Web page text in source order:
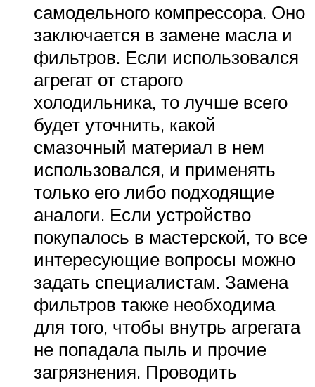
самодельного компрессора. Оно
заключается в замене масла и
фильтров. Если использовался
агрегат от старого
холодильника, то лучше всего
будет уточнить, какой
смазочный материал в нем
использовался, и применять
только его либо подходящие
аналоги. Если устройство
покупалось в мастерской, то все
интересующие вопросы можно
задать специалистам. Замена
фильтров также необходима
для того, чтобы внутрь агрегата
не попадала пыль и прочие
загрязнения. Проводить